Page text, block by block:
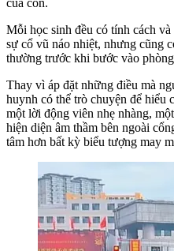
Mỗi học sinh đều có tính cách
sự cổ vũ náo nhiệt, nhưng cũng
thường trước khi bước vào
Thay vì áp đặt những điều mà
huynh có thể trò chuyện để
một lời động viên nhẹ nhàng,
hiện diện âm thầm bên ngoài
tâm hơn bất kỳ biểu tượng may